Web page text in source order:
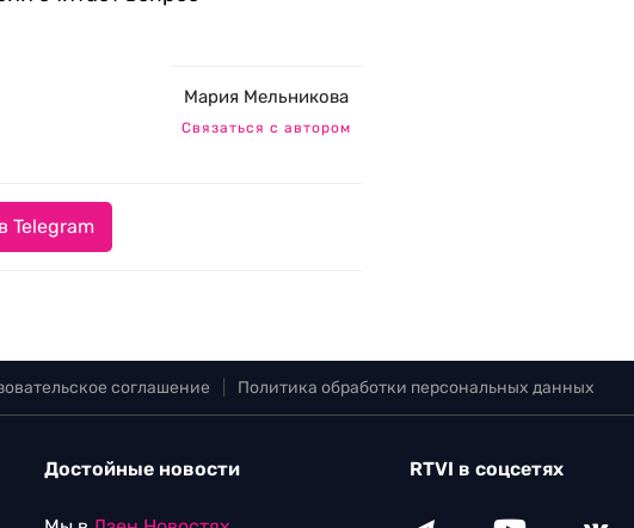
Мария Мельникова
Связаться с автором
Telegram
соглашение Политика обработки персональных данных
Достойные новости RTVI в соцсетях